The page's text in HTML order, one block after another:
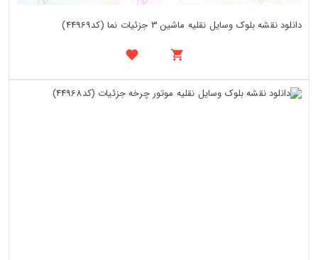
دانلود نقشه بلوک وسایل نقلیه ماشین 3 جزئیات نما (کد44969)